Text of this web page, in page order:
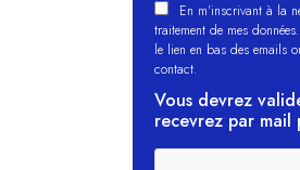
En m'inscrivant à la
traitement de mes
le lien en bas des emails
contact.
Vous devrez
recevrez par mail